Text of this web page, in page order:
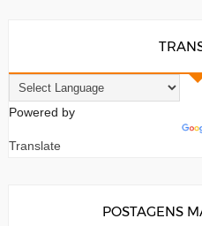
Powered by
Translate
POSTAGENS